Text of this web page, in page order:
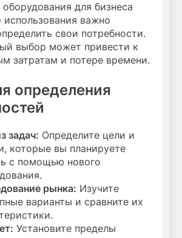
для бизнеса
использования важно
свои потребности.
выбор может привести к
затратам и потере времени.
определения
задач: Определите цели и
которые вы планируете
с помощью нового
рынка: Изучите
варианты и сравните их
Установите пределы